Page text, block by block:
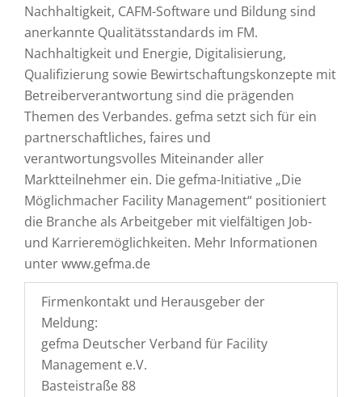
Nachhaltigkeit, CAFM-Software und Bildung sind
anerkannte Qualitätsstandards im FM.
Nachhaltigkeit und Energie, Digitalisierung,
Qualifizierung sowie Bewirtschaftungskonzepte mit
Betreiberverantwortung sind die prägenden
Themen des Verbandes. gefma setzt sich für ein
partnerschaftliches, faires und
verantwortungsvolles Miteinander aller
Marktteilnehmer ein. Die gefma-Initiative „Die
Möglichmacher Facility Management“ positioniert
die Branche als Arbeitgeber mit vielfältigen Job-
und Karrieremöglichkeiten. Mehr Informationen
unter www.gefma.de
Firmenkontakt und Herausgeber der
Meldung:
gefma Deutscher Verband für Facility
Management e.V.
Basteistraße 88